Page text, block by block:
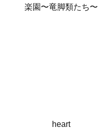
楽園〜竜脚類たち〜
heart